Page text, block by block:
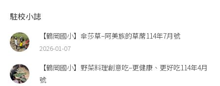
駐校小誌
【鶴岡國小】傘莎草–阿美族的草蓆114年7月號
2026-01-07
【鶴岡國小】野菜料理創意吃–更健康、更好吃114年4月
號